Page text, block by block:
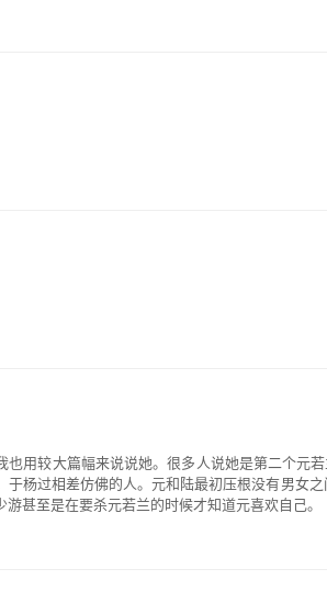
也用较大篇幅来说说她。很多人说她是第二个元
于杨过相差仿佛的人。元和陆最初压根没有男女
甚至是在要杀元若兰的时候才知道元喜欢自己。